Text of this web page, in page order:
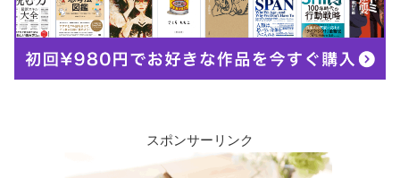
スポンサーリンク